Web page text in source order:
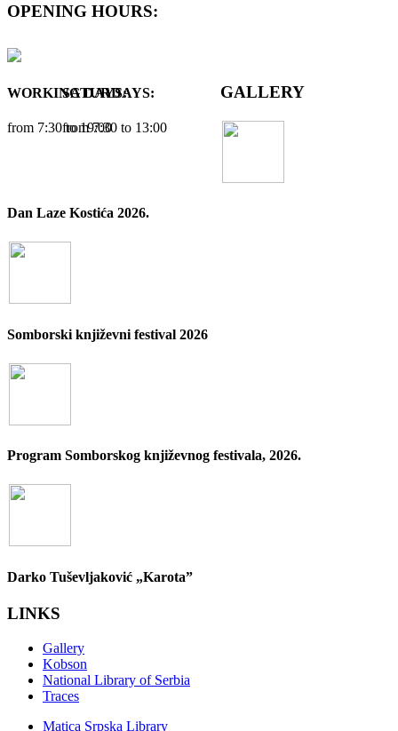
OPENING HOURS:
WORKING DAYS:
from 7:30 tо 19:00
SATURDAYS:
from 7:30 tо 13:00
GALLERY
Dan Laze Kostića 2026.
Somborski književni festival 2026
Program Somborskog književnog festivala, 2026.
Darko Tuševljaković „Karota”
LINKS
Gallery
Kobson
National Library of Serbia
Traces
Matica Srpska Library